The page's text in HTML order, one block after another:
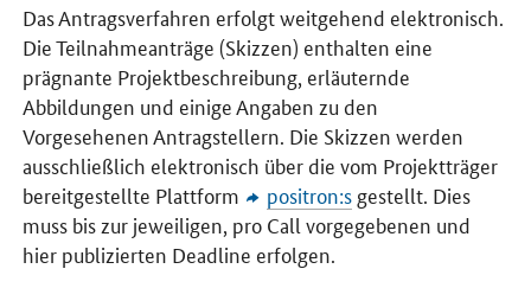
Das Antragsverfahren erfolgt weitgehend elektronisch.
Die Teilnahmeanträge (Skizzen) enthalten eine
prägnante Projektbeschreibung, erläuternde
Abbildungen und einige Angaben zu den
Vorgesehenen Antragstellern. Die Skizzen werden
ausschließlich elektronisch über die vom Projektträger
bereitgestellte Plattform
positron:sgestellt. Dies
muss bis zur jeweiligen, pro Call vorgegebenen und
hier publizierten Deadline erfolgen.